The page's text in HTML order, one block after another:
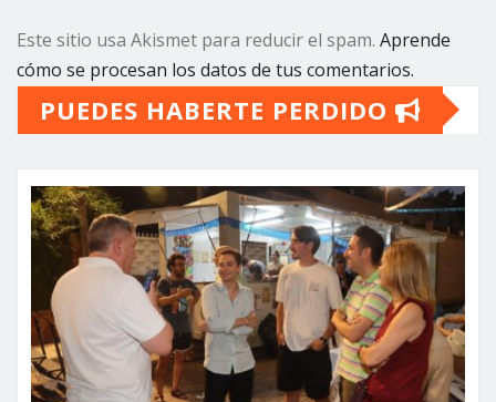
Este sitio usa Akismet para reducir el spam. Aprende
cómo se procesan los datos de tus comentarios.
PUEDES HABERTE PERDIDO